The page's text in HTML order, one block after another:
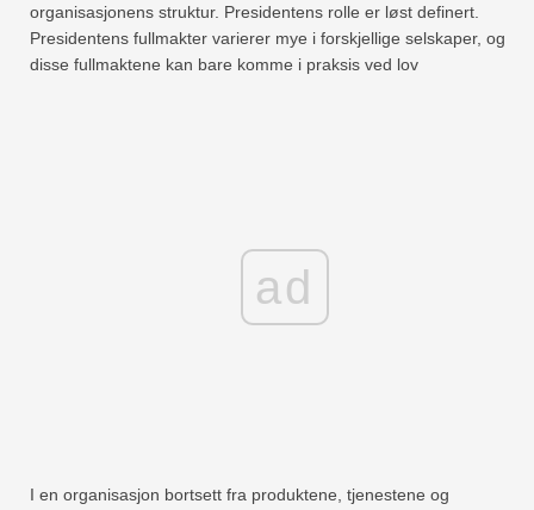
organisasjonens struktur. Presidentens rolle er løst definert.
Presidentens fullmakter varierer mye i forskjellige selskaper, og
disse fullmaktene kan bare komme i praksis ved lov
ad
I en organisasjon bortsett fra produktene, tjenestene og